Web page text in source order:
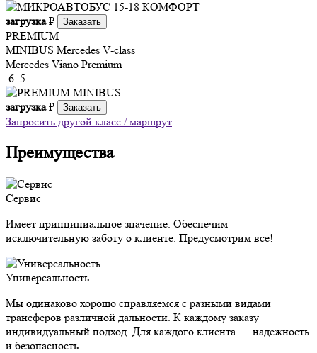
загрузка₽ Заказать
PREMIUM
MINIBUS Mercedes V-class
Mercedes Viano Premium
6 5
загрузка₽ Заказать
Запросить другой класс / маршрут
Преимущества
Сервис
Имеет принципиальное значение. Обеспечим
исключительную заботу о клиенте. Предусмотрим все!
Универсальность
Мы одинаково хорошо справляемся с разными видами
трансферов различной дальности. К каждому заказу —
индивидуальный подход. Для каждого клиента — надежность
и безопасность.